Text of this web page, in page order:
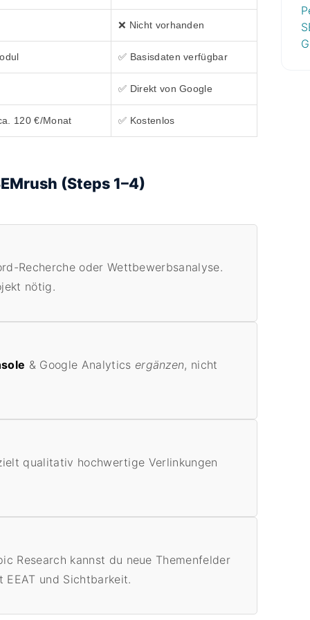
❌ Nicht vorhanden
✅ Basisdaten verfügbar
✅ Direkt von Google
120 €/Monat ✅ Kostenlos
(Steps 1–4)
Recherche oder Wettbewerbsanalyse.
nötig.
& Google Analytics ergänzen, nicht
qualitativ hochwertige Verlinkungen
Research kannst du neue Themenfelder
und Sichtbarkeit.